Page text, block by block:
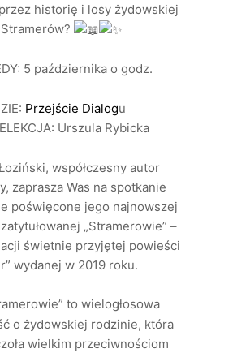
historię i losy żydowskiej
5 października o godz.
Przejście Dialogu
Urszula Rybicka
współczesny autor
zaprasza Was na spotkanie
poświęcone jego najnowszej
„Stramerowie” –
świetnie przyjętej powieści
wydanej w 2019 roku.
to wielogłosowa
o żydowskiej rodzinie, która
wielkim przeciwnościom